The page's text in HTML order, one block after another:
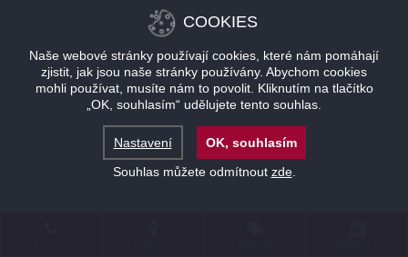
COOKIES
Naše webové stránky používají cookies, které nám pomáhají
zjistit, jak jsou naše stránky používány. Abychom cookies
mohli používat, musíte nám to povolit. Kliknutím na tlačítko
„OK, souhlasím“ udělujete tento souhlas.
Nastavení
OK, souhlasím
Souhlas můžete odmítnout zde.